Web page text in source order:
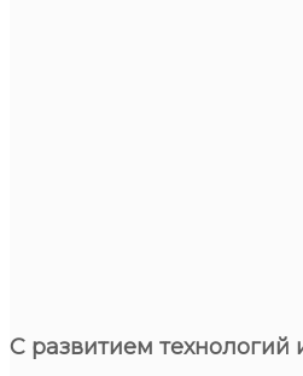
С развитием технологий